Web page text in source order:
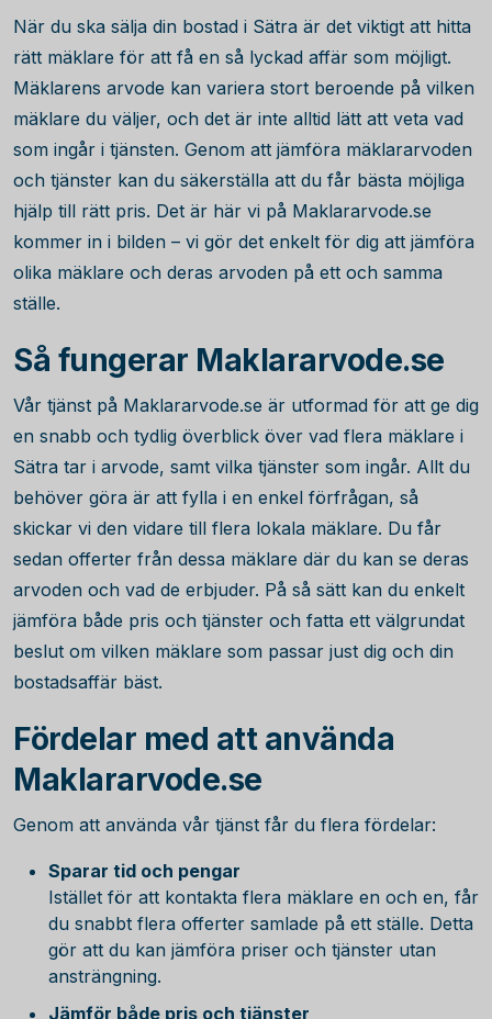
När du ska sälja din bostad i Sätra är det viktigt att hitta
rätt mäklare för att få en så lyckad affär som möjligt.
Mäklarens arvode kan variera stort beroende på vilken
mäklare du väljer, och det är inte alltid lätt att veta vad
som ingår i tjänsten. Genom att jämföra mäklararvoden
och tjänster kan du säkerställa att du får bästa möjliga
hjälp till rätt pris. Det är här vi på Maklararvode.se
kommer in i bilden – vi gör det enkelt för dig att jämföra
olika mäklare och deras arvoden på ett och samma
ställe.
Så fungerar Maklararvode.se
Vår tjänst på Maklararvode.se är utformad för att ge dig
en snabb och tydlig överblick över vad flera mäklare i
Sätra tar i arvode, samt vilka tjänster som ingår. Allt du
behöver göra är att fylla i en enkel förfrågan, så
skickar vi den vidare till flera lokala mäklare. Du får
sedan offerter från dessa mäklare där du kan se deras
arvoden och vad de erbjuder. På så sätt kan du enkelt
jämföra både pris och tjänster och fatta ett välgrundat
beslut om vilken mäklare som passar just dig och din
bostadsaffär bäst.
Fördelar med att använda
Maklararvode.se
Genom att använda vår tjänst får du flera fördelar:
Sparar tid och pengar
Istället för att kontakta flera mäklare en och en, får
du snabbt flera offerter samlade på ett ställe. Detta
gör att du kan jämföra priser och tjänster utan
ansträngning.
Jämför både pris och tjänster